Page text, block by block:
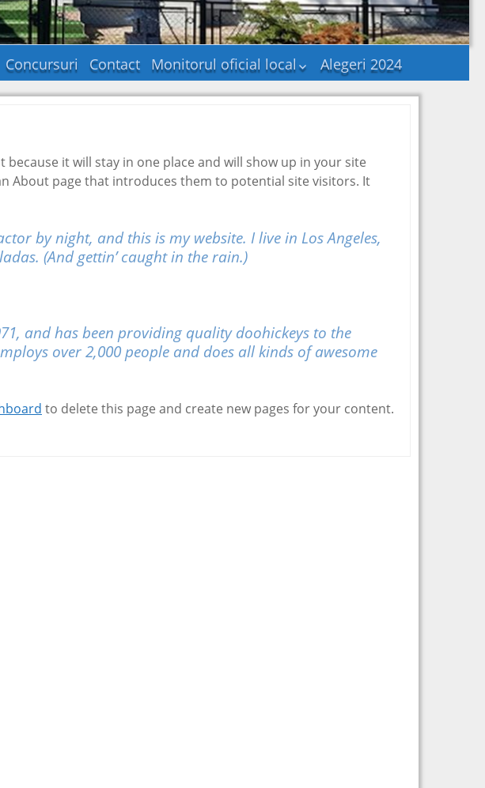
Concursuri Contact
Monitorul oficial local
Statutul unității
privind procedurile
administrative
Hotararile autoritatii
Documente și
informații financiare
Dispozițiile autorității
Consultare publica –
Probleme de interes
public care urmează
administrației
publice locale
Alegeri 2024
it will stay in one place and will show up in your site
About page that introduces them to potential site visitors. It
by night, and this is my website. I live in Los Angeles,
(And gettin’ caught in the rain.)
and has been providing quality doohickeys to the
over 2,000 people and does all kinds of awesome
to delete this page and create new pages for your content.